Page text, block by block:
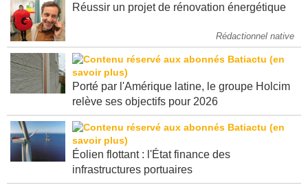
Réussir un projet de rénovation énergétique
Rédactionnel native
Porté par l'Amérique latine, le groupe Holcim
relève ses objectifs pour 2026
Éolien flottant : l'État finance des
infrastructures portuaires